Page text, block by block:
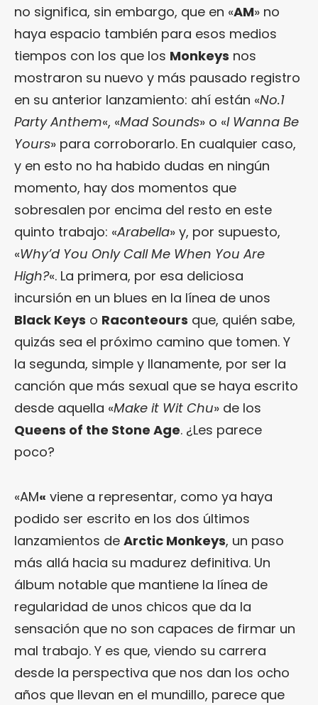
no significa, sin embargo, que en «AM» no
haya espacio también para esos medios
tiempos con los que los Monkeys nos
mostraron su nuevo y más pausado registro
en su anterior lanzamiento: ahí están «No.1
Party Anthem«, «Mad Sounds» o «I Wanna Be
Yours» para corroborarlo. En cualquier caso,
y en esto no ha habido dudas en ningún
momento, hay dos momentos que
sobresalen por encima del resto en este
quinto trabajo: «Arabella» y, por supuesto,
«Why’d You Only Call Me When You Are
High?«. La primera, por esa deliciosa
incursión en un blues en la línea de unos
Black Keys o Raconteours que, quién sabe,
quizás sea el próximo camino que tomen. Y
la segunda, simple y llanamente, por ser la
canción que más sexual que se haya escrito
desde aquella «Make it Wit Chu» de los
Queens of the Stone Age. ¿Les parece
poco?
«AM« viene a representar, como ya haya
podido ser escrito en los dos últimos
lanzamientos de Arctic Monkeys, un paso
más allá hacia su madurez definitiva. Un
álbum notable que mantiene la línea de
regularidad de unos chicos que da la
sensación que no son capaces de firmar un
mal trabajo. Y es que, viendo su carrera
desde la perspectiva que nos dan los ocho
años que llevan en el mundillo, parece que